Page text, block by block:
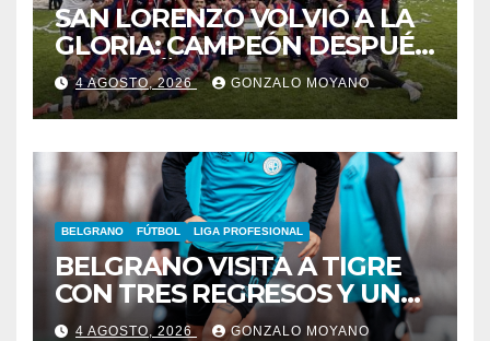
SAN LORENZO VOLVIÓ A LA
GLORIA: CAMPEÓN DESPUÉS
DE 42 AÑOS
4 AGOSTO, 2026 GONZALO MOYANO
BELGRANO FÚTBOL LIGA PROFESIONAL
BELGRANO VISITA A TIGRE
CON TRES REGRESOS Y UNA
BAJA OBLIGADA
4 AGOSTO, 2026 GONZALO MOYANO